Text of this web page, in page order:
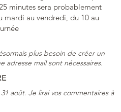
minutes sera probablement
mardi au vendredi, du 10 au
plus besoin de créer un
adresse mail sont nécessaires.
août. Je lirai vos commentaires à